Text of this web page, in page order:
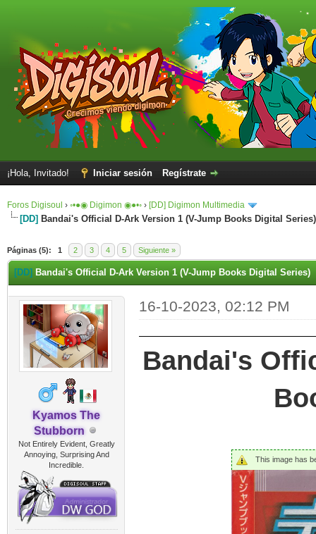
¡Hola, Invitado! Iniciar sesión Regístrate
Foros Digisoul › ◦•●◉ Digimon ◉●•◦ › [DD] Digimon Multimedia
[DD] Bandai's Official D-Ark Version 1 (V-Jump Books Digital Series)
Páginas (5): 1 2 3 4 5 Siguiente »
[DD] Bandai's Official D-Ark Version 1 (V-Jump Books Digital Series)
Kyamos The
Stubborn
Not Entirely Evident, Greatly
Annoying, Surprising And
Incredible.
16-10-2023, 02:12 PM
Bandai's
This image has